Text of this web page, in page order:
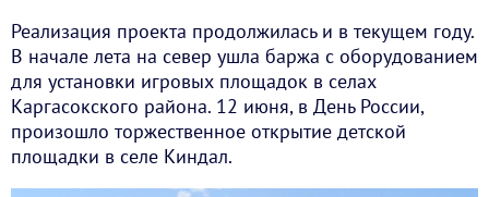
Реализация проекта продолжилась и в текущем году.
В начале лета на север ушла баржа с оборудованием
для установки игровых площадок в селах
Каргасокского района. 12 июня, в День России,
произошло торжественное открытие детской
площадки в селе Киндал.